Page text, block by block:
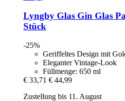
Lyngby Glas Gin Glas
Stück
-25%
Geriffeltes Design mit
Eleganter Vintage-Look
Füllmenge: 650 ml
€ 33,71 € 44,99
Zustellung bis 11. August